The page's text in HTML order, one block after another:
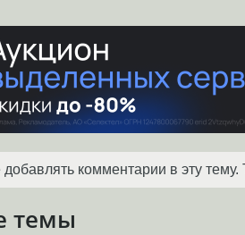
комментарии в эту
темы